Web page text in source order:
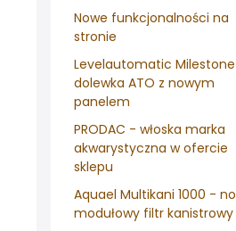
Nowe funkcjonalności na
stronie
Levelautomatic
dolewka ATO z nowym
panelem
PRODAC - włoska marka
akwarystyczna w ofercie
sklepu
Aquael Multikani 1000 -
modułowy filtr kanistrowy